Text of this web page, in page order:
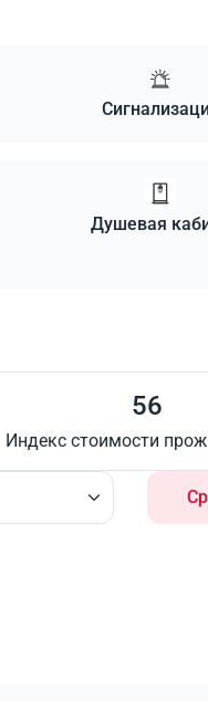
Душевая
56
Индекс стоимости